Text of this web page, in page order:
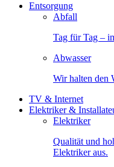
Entsorgung
Abfall
Tag für Tag –
Abwasser
Wir halten den
TV & Internet
Elektriker &
Elektriker
Qualität und
Elektriker aus.